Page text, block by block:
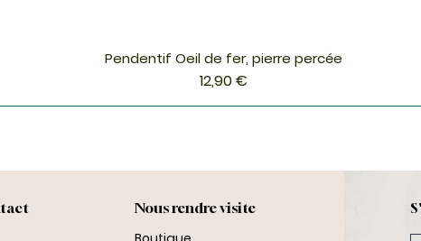
Aperçu rapide
Pendentif Oeil de fer, pierre percée
Prix
12,90 €
Nous rendre visite